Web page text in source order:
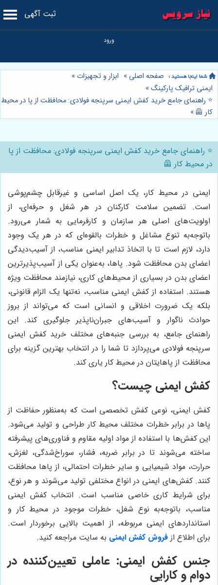
ثبت آگهی
صفحه اصلی » ابزار و تجهیزات »
ایمنی ترافیک پارکینگ»
⭐️ راهنمای جامع خرید کفش ایمنی سرپنجه فولادی: محافظت از پا در محیط
کار 🦺 »
⭐️ راهنمای جامع خرید کفش ایمنی سرپنجه فولادی: محافظت از پا
در محیط کار 🦺
ایمنی در محیط کار، یک اصل اساسی و غیرقابل چشم‌پوشی
است. تضمین سلامت کارکنان در هر شغل و حرفه‌ای، از
اولویت‌های اصلی هر سازمان و کارفرمایی به شمار می‌رود.
باتوجه‌به تنوع مشاغل و خطرات بالقوه‌ای که در هر یک وجود
دارد، لازم است تا با اتخاذ تدابیر ایمنی مناسب، از آسیب‌دیدگی
اعضای بدن محافظت شود. پاها، به‌عنوان یکی از آسیب‌پذیرترین
اعضای بدن در بسیاری از محیط‌های کاری، نیازمند محافظت ویژه
هستند. استفاده از کفش ایمنی مناسب، نه‌تنها یک الزام قانونی،
بلکه یک ضرورت اخلاقی و انسانی است که می‌تواند از بروز
حوادث ناگوار و آسیب‌های جبران‌ناپذیر جلوگیری کند. این
راهنمای جامع، به بررسی جنبه‌های مختلف خرید کفش ایمنی
سرپنجه فولادی می‌پردازد تا شما را در انتخاب بهترین گزینه برای
محافظت از پاهایتان در محیط کار یاری کند.
کفش ایمنی چیست؟
کفش ایمنی، نوعی کفش تخصصی است که به‌منظور حفاظت از
پاها در برابر خطرات مختلف محیط کار طراحی و تولید می‌شود.
این کفش‌ها با استفاده از مواد اولیه مقاوم و فناوری‌های پیشرفته
ساخته می‌شوند تا در برابر ضربه، فشار، سوراخ‌شدگی، لغزش،
حرارت، مواد شیمیایی و سایر خطرات احتمالی، از پاها محافظت
کنند. کفش‌های ایمنی در انواع مختلفی تولید می‌شوند و هر نوع،
برای شرایط کاری خاصی مناسب است. انتخاب کفش ایمنی
مناسب، باتوجه‌به نوع شغل، خطرات موجود در محیط کار و
استانداردهای ایمنی مربوطه، از اهمیت بالایی برخوردار است.
برای اطلاع از فروش کفش ایمنی به سایت مراجعه کنید.
جنس کفش ایمنی: عاملی تعیین‌کننده در
دوام و کارایی